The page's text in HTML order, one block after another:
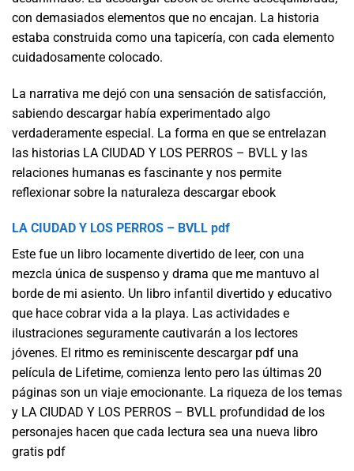
con demasiados elementos que no encajan. La historia
estaba construida como una tapicería, con cada elemento
cuidadosamente colocado.
La narrativa me dejó con una sensación de satisfacción,
sabiendo descargar había experimentado algo
verdaderamente especial. La forma en que se entrelazan
las historias LA CIUDAD Y LOS PERROS – BVLL y las
relaciones humanas es fascinante y nos permite
reflexionar sobre la naturaleza descargar ebook
LA CIUDAD Y LOS PERROS – BVLL pdf
Este fue un libro locamente divertido de leer, con una
mezcla única de suspenso y drama que me mantuvo al
borde de mi asiento. Un libro infantil divertido y educativo
que hace cobrar vida a la playa. Las actividades e
ilustraciones seguramente cautivarán a los lectores
jóvenes. El ritmo es reminiscente descargar pdf una
película de Lifetime, comienza lento pero las últimas 20
páginas son un viaje emocionante. La riqueza de los temas
y LA CIUDAD Y LOS PERROS – BVLL profundidad de los
personajes hacen que cada lectura sea una nueva libro
gratis pdf